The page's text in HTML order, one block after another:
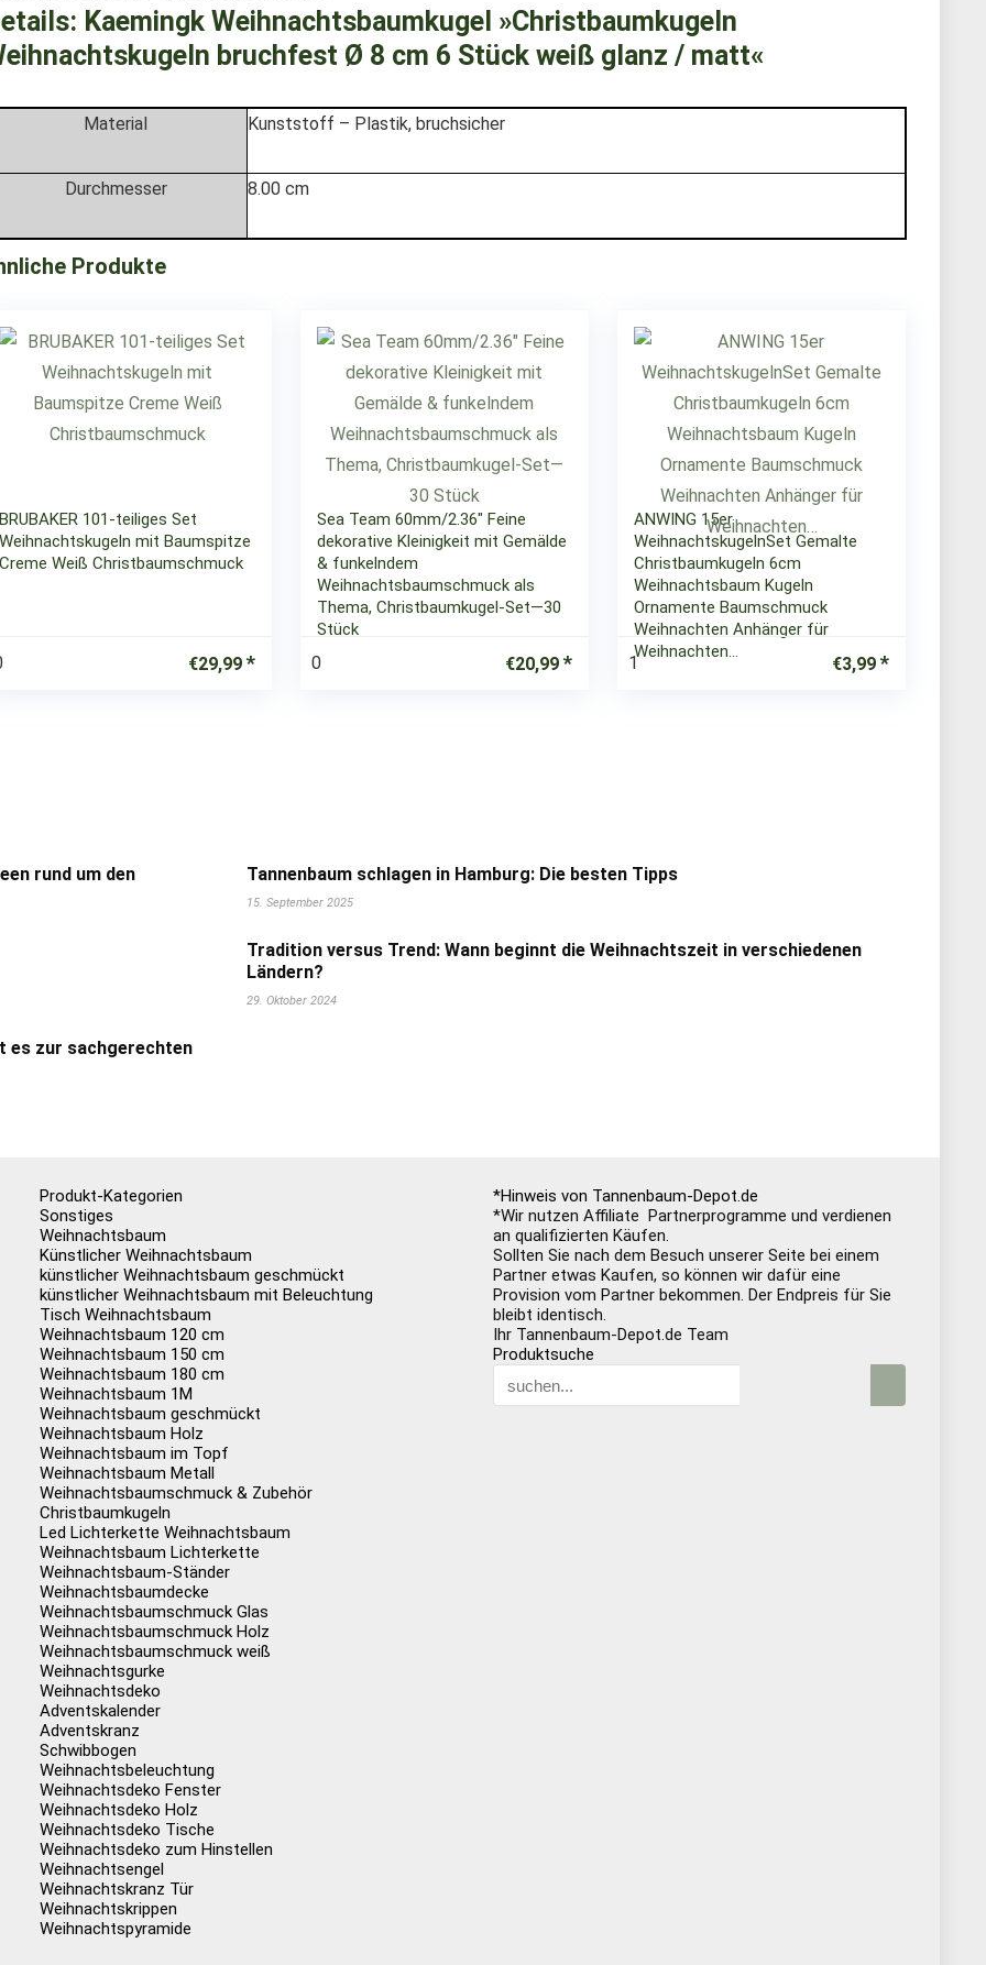
Kaemingk Weihnachtsbaumkugel »Christbaumkugeln
bruchfest Ø 8 cm 6 Stück weiß glanz / matt«
Material Kunststoff – Plastik, bruchsicher
Durchmesser 8.00 cm
Produkte
BRUBAKER 101-teiliges Set
Weihnachtskugeln mit Baumspitze
Creme Weiß Christbaumschmuck
€29,99
Sea Team 60mm/2.36″ Feine
dekorative Kleinigkeit mit Gemälde
& funkelndem
Weihnachtsbaumschmuck als
Thema, Christbaumkugel-Set—30
Stück
0 €20,99
ANWING 15er
WeihnachtskugelnSet Gemalte
Christbaumkugeln 6cm
Weihnachtsbaum Kugeln
Ornamente Baumschmuck
Weihnachten Anhänger für
Weihnachten…
1 €3,99
rund um den
Tannenbaum schlagen in Hamburg: Die besten Tipps
15. September 2025
Tradition versus Trend: Wann beginnt die Weihnachtszeit in verschiedenen
Ländern?
29. Oktober 2024
es zur sachgerechten
Produkt-Kategorien
Sonstiges
Weihnachtsbaum
Künstlicher Weihnachtsbaum
künstlicher Weihnachtsbaum geschmückt
künstlicher Weihnachtsbaum mit Beleuchtung
Tisch Weihnachtsbaum
Weihnachtsbaum 120 cm
Weihnachtsbaum 150 cm
Weihnachtsbaum 180 cm
Weihnachtsbaum 1M
Weihnachtsbaum geschmückt
Weihnachtsbaum Holz
Weihnachtsbaum im Topf
Weihnachtsbaum Metall
Weihnachtsbaumschmuck & Zubehör
Christbaumkugeln
Led Lichterkette Weihnachtsbaum
Weihnachtsbaum Lichterkette
Weihnachtsbaum-Ständer
Weihnachtsbaumdecke
Weihnachtsbaumschmuck Glas
Weihnachtsbaumschmuck Holz
Weihnachtsbaumschmuck weiß
Weihnachtsgurke
Weihnachtsdeko
Adventskalender
Adventskranz
Schwibbogen
Weihnachtsbeleuchtung
Weihnachtsdeko Fenster
Weihnachtsdeko Holz
Weihnachtsdeko Tische
Weihnachtsdeko zum Hinstellen
Weihnachtsengel
Weihnachtskranz Tür
Weihnachtskrippen
Weihnachtspyramide
*Hinweis von Tannenbaum-Depot.de
*Wir nutzen Affiliate Partnerprogramme und verdienen
an qualifizierten Käufen.
Sollten Sie nach dem Besuch unserer Seite bei einem
Partner etwas Kaufen, so können wir dafür eine
Provision vom Partner bekommen. Der Endpreis für Sie
bleibt identisch.
Ihr Tannenbaum-Depot.de Team
Produktsuche